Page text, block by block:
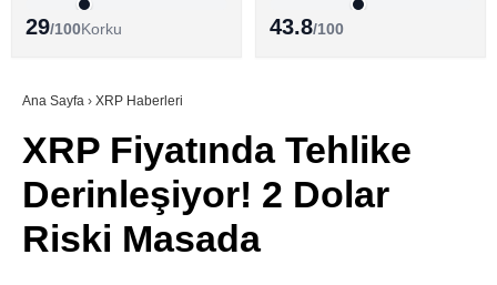
Youtube
TikTok
ALTCOİN HABERLERİ
SÖZLÜK
29/100Korku 43.8/100
Ana Sayfa › XRP Haberleri
XRP Fiyatında Tehlike
Derinleşiyor! 2 Dolar
Riski Masada